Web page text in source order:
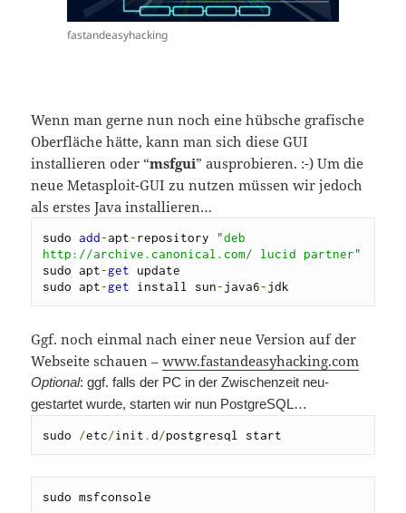
fastandeasyhacking
Wenn man gerne nun noch eine hübsche grafische
Oberfläche hätte, kann man sich diese GUI
installieren oder “msfgui” ausprobieren. :-) Um die
neue Metasploit-GUI zu nutzen müssen wir jedoch
als erstes Java installieren…
sudo add-apt-repository "deb
http://archive.canonical.com/ lucid partner"
sudo apt-get update
sudo apt-get install sun-java6-jdk
Ggf. noch einmal nach einer neue Version auf der
Webseite schauen –www.fastandeasyhacking.com
Optional: ggf. falls der PC in der Zwischenzeit neu-
gestartet wurde, starten wir nun PostgreSQL…
sudo /etc/init.d/postgresql start
sudo msfconsole